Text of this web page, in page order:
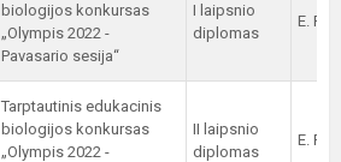
biologijos konkursas
„Olympis 2022 -
Pavasario sesija“
I laipsnio
diplomas
E.
Tarptautinis edukacinis
biologijos konkursas
„Olympis 2022 -
II laipsnio
diplomas
E.